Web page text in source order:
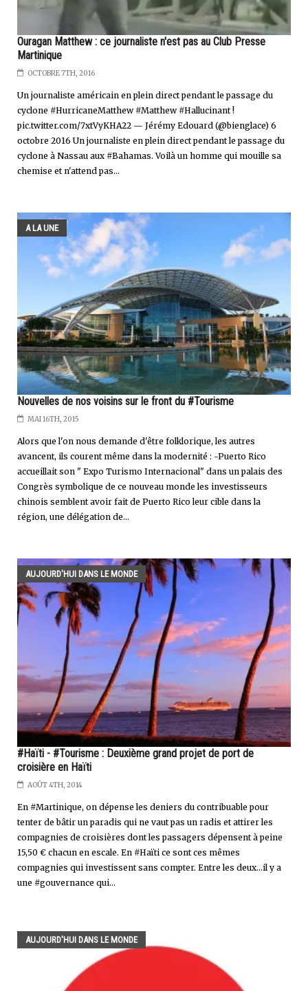
Ouragan Matthew : ce journaliste n'est pas au Club Presse
Martinique
OCTOBRE 7TH, 2016
Un journaliste américain en plein direct pendant le passage du
cyclone #HurricaneMatthew #Matthew #Hallucinant !
pic.twitter.com/7xtVyKHA22 — Jérémy Edouard (@bienglace) 6
octobre 2016 Un journaliste en plein direct pendant le passage du
cyclone à Nassau aux #Bahamas. Voilà un homme qui mouille sa
chemise et n'attend pas...
A LA UNE
Nouvelles de nos voisins sur le front du #Tourisme
MAI 16TH, 2015
Alors que l'on nous demande d'être folklorique, les autres
avancent, ils courent même dans la modernité : -Puerto Rico
accueillait son " Expo Turismo Internacional" dans un palais des
Congrès symbolique de ce nouveau monde les investisseurs
chinois semblent avoir fait de Puerto Rico leur cible dans la
région, une délégation de...
AUJOURD'HUI DANS LE MONDE
#Haïti - #Tourisme : Deuxième grand projet de port de
croisière en Haïti
AOÛT 4TH, 2014
En #Martinique, on dépense les deniers du contribuable pour
tenter de bâtir un paradis qui ne vaut pas un radis et attirer les
compagnies de croisières dont les passagers dépensent à peine
15,50 € chacun en escale. En #Haïti ce sont ces mêmes
compagnies qui investissent sans compter. Entre les deux...il y a
une #gouvernance qui...
AUJOURD'HUI DANS LE MONDE